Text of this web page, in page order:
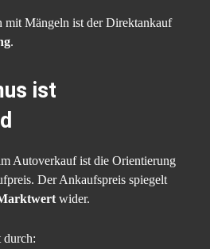
mit Mängeln ist der Direktankauf
.
ist
Autoverkauf ist die Orientierung
Der Ankaufspreis spiegelt
wider.
durch: